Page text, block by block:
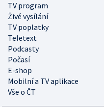
TV program
Živé vysílání
TV poplatky
Teletext
Podcasty
Počasí
E-shop
Mobilní a TV aplikace
Vše o ČT